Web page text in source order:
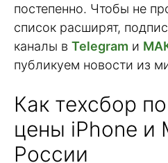
постепенно. Чтобы не
список расширят,
каналы в Telegram и
публикуем новости из
Как техсбор
цены iPhone и
России